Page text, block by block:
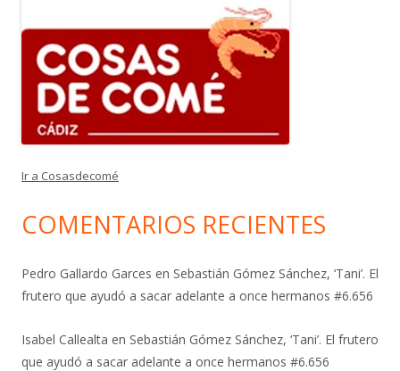
Ir a Cosasdecomé
COMENTARIOS RECIENTES
Pedro Gallardo Garces en Sebastián Gómez Sánchez, ‘Tani’. El
frutero que ayudó a sacar adelante a once hermanos #6.656
Isabel Callealta en Sebastián Gómez Sánchez, ‘Tani’. El frutero
que ayudó a sacar adelante a once hermanos #6.656